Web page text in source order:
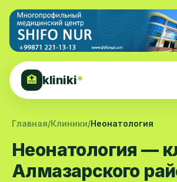
🏥 kliniki*
Главная/Клиники/Неонатология
Неонатология —
Алмазарского